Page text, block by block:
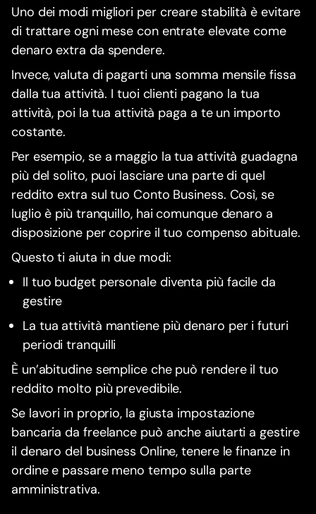
Uno dei modi migliori per creare stabilità è evitare
di trattare ogni mese con entrate elevate come
denaro extra da spendere.
Invece, valuta di pagarti una somma mensile fissa
dalla tua attività. I tuoi clienti pagano la tua
attività, poi la tua attività paga a te un importo
costante.
Per esempio, se a maggio la tua attività guadagna
più del solito, puoi lasciare una parte di quel
reddito extra sul tuo Conto Business. Così, se
luglio è più tranquillo, hai comunque denaro a
disposizione per coprire il tuo compenso abituale.
Questo ti aiuta in due modi:
Il tuo budget personale diventa più facile da
gestire
La tua attività mantiene più denaro per i futuri
periodi tranquilli
È un’abitudine semplice che può rendere il tuo
reddito molto più prevedibile.
Se lavori in proprio, la giusta impostazione
bancaria da freelance può anche aiutarti a gestire
il denaro del business Online, tenere le finanze in
ordine e passare meno tempo sulla parte
amministrativa.